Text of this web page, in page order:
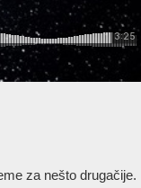
za nešto drugačije.